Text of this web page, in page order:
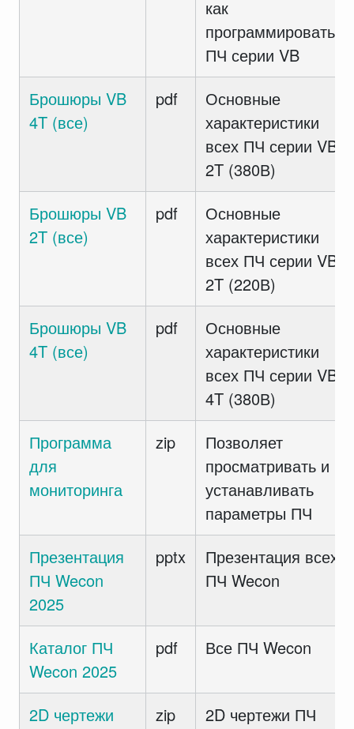
как
программировать
ПЧ серии VB
Брошюры VB
4T (все)
pdf
Основные
характеристики
всех ПЧ серии VB
2T (380В)
Брошюры VB
2T (все)
pdf
Основные
характеристики
всех ПЧ серии VB
2T (220В)
Брошюры VB
4T (все)
pdf
Основные
характеристики
всех ПЧ серии VB
4T (380В)
Программа
для
мониторинга
zip
Позволяет
просматривать и
устанавливать
параметры ПЧ
Презентация
ПЧ Wecon
2025
pptx
Презентация всех
ПЧ Wecon
Каталог ПЧ
Wecon 2025
pdf Все ПЧ Wecon
2D чертежи zip
2D чертежи ПЧ